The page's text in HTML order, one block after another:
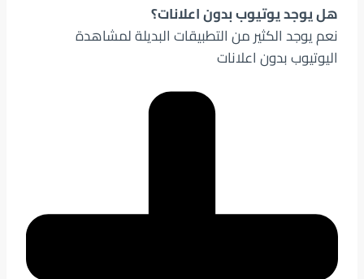
هل يوجد يوتيوب بدون اعلانات؟
نعم يوجد الكثير من التطبيقات البديلة لمشاهدة
اليوتيوب بدون اعلانات